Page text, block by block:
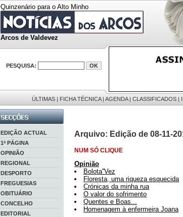
Quinzenário para o Alto Minho
Arcos de Valdevez
PESQUISA:
ÚLTIMAS | FICHA TÉCNICA| AGENDA| CLASSIFICADOS |
EDIÇÃO ACTUAL
1ª PÁGINA
OPINIÃO
REGIONAL
DESPORTO
FREGUESIAS
OBITUÁRIO
CONCELHO
EDITORIAL
Arquivo: Edição de 08-11-
NUM SÓ CLIQUE
Opinião
Bolota''Vez
Floresta, uma riqueza esquecida
Crónicas da minha rua
O valor do sofrimento
Quentes e Boas...
Homenagem à enfermeira Joana